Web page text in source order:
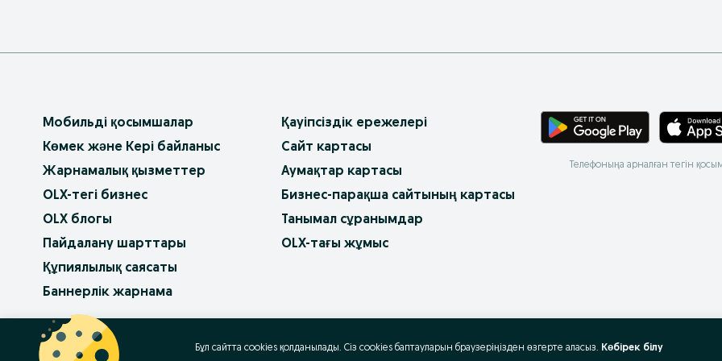
Мобильді қосымшалар
Көмек және Кері байланыс
Жарнамалық қызметтер
OLX-тегі бизнес
OLX блогы
Пайдалану шарттары
Құпиялылық саясаты
Баннерлік жарнама
Қауіпсіздік ережелері
Сайт картасы
Аумақтар картасы
Бизнес-парақша сайтының картасы
Танымал сұранымдар
OLX-тағы жұмыс
Телефоныңа арналған тегін
OLX.bg
Бұл сайтта cookies қолданылады. Сіз cookies баптауларын браузеріңізден өзгерте аласыз. Көбірек білу